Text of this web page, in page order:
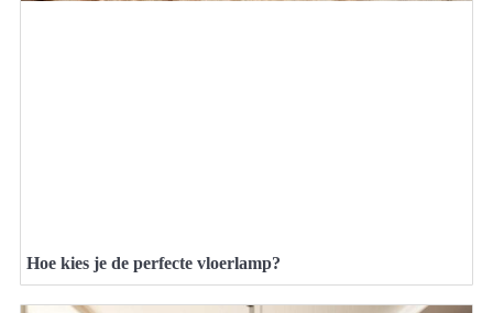
Hoe kies je de perfecte vloerlamp?